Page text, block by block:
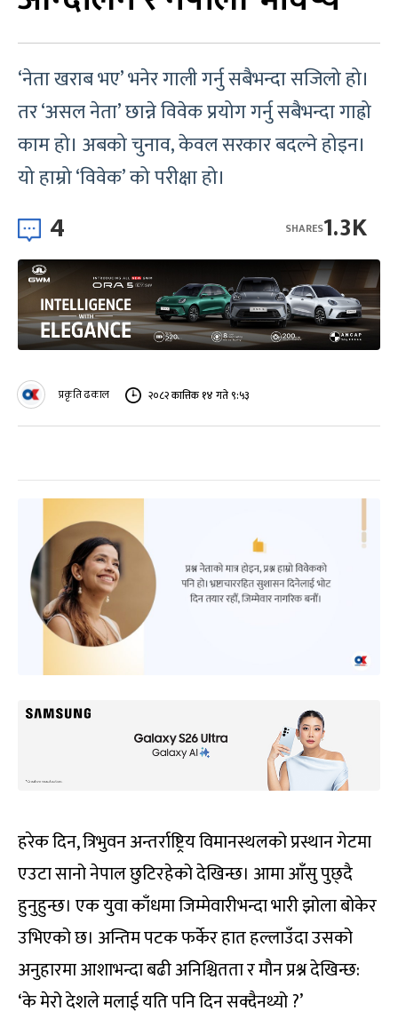
‘नेता खराब भए’ भनेर गाली गर्नु सबैभन्दा सजिलो हो।
तर ‘असल नेता’ छान्ने विवेक प्रयोग गर्नु सबैभन्दा गाह्रो
काम हो। अबको चुनाव, केवल सरकार बदल्ने होइन।
यो हाम्रो ‘विवेक’ को परीक्षा हो।
4 1.3K
SHARES
प्रकृति ढकाल २०८२ कात्तिक १४ गते ९:५३
हरेक दिन, त्रिभुवन अन्तर्राष्ट्रिय विमानस्थलको प्रस्थान गेटमा
एउटा सानो नेपाल छुटिरहेको देखिन्छ। आमा आँसु पुछ्दै
हुनुहुन्छ। एक युवा काँधमा जिम्मेवारीभन्दा भारी झोला बोकेर
उभिएको छ। अन्तिम पटक फर्केर हात हल्लाउँदा उसको
अनुहारमा आशाभन्दा बढी अनिश्चितता र मौन प्रश्न देखिन्छ:
‘के मेरो देशले मलाई यति पनि दिन सक्दैनथ्यो ?’